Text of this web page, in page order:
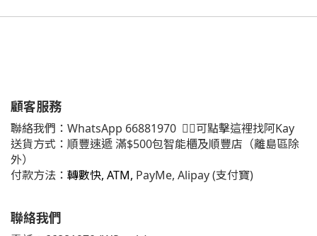
顧客服務
聯絡我們： WhatsApp 66881970 👈🏻可點擊這裡找阿Kay
送貨方式：順豐速遞 滿$500包智能櫃及順豐店（離島區除
外）
付款方法： 轉數快, ATM, PayMe, Alipay (支付寶)
聯絡我們